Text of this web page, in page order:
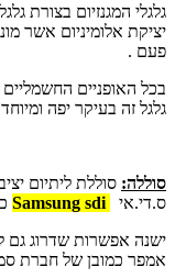
גלגלי המגנזיום בצורת
יציקת אלומיניום אשר
פעם .
בכל האופניים החשמליים
גלגל זה בעיקר יפה
סוללה: סוללת ליתיום
ס.די.אי
Samsung sdi
אמפר כמובן של חברת